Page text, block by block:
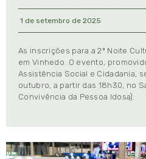
1 de setembro de 2025
As inscrições para a 2ª Noite
em Vinhedo. O evento,
Assistência Social e Cidadania,
outubro, a partir das 18h30, no
Convivência da Pessoa Idosa).